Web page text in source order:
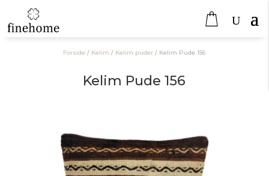
Forside / Kelim / Kelim puder / Kelim Pude 156
Kelim Pude 156